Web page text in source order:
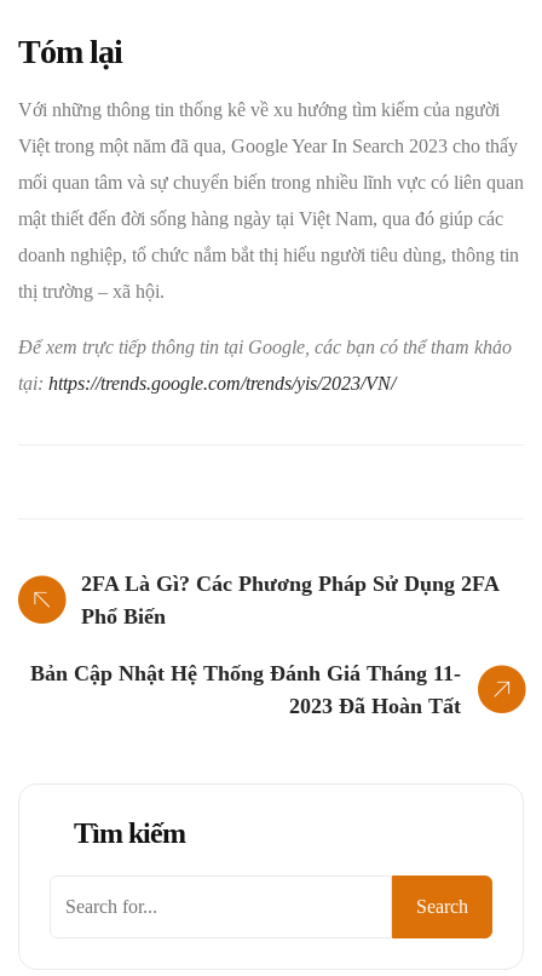
Tóm lại
Với những thông tin thống kê về xu hướng tìm kiếm của người
Việt trong một năm đã qua, Google Year In Search 2023 cho thấy
mối quan tâm và sự chuyển biến trong nhiều lĩnh vực có liên quan
mật thiết đến đời sống hàng ngày tại Việt Nam, qua đó giúp các
doanh nghiệp, tổ chức nắm bắt thị hiếu người tiêu dùng, thông tin
thị trường – xã hội.
Để xem trực tiếp thông tin tại Google, các bạn có thể tham khảo
tại: https://trends.google.com/trends/yis/2023/VN/
2FA Là Gì? Các Phương Pháp Sử Dụng 2FA
Phổ Biến
Bản Cập Nhật Hệ Thống Đánh Giá Tháng 11-
2023 Đã Hoàn Tất
Tìm kiếm
Search